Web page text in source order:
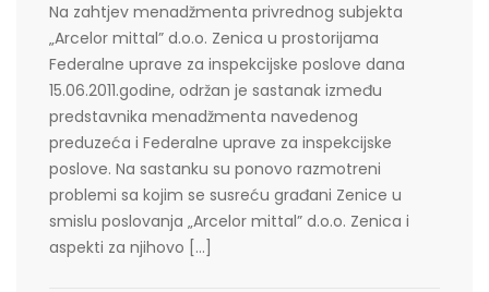
Na zahtjev menadžmenta privrednog subjekta
„Arcelor mittal” d.o.o. Zenica u prostorijama
Federalne uprave za inspekcijske poslove dana
15.06.2011.godine, održan je sastanak između
predstavnika menadžmenta navedenog
preduzeća i Federalne uprave za inspekcijske
poslove. Na sastanku su ponovo razmotreni
problemi sa kojim se susreću građani Zenice u
smislu poslovanja „Arcelor mittal” d.o.o. Zenica i
aspekti za njihovo […]